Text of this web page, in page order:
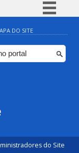
BR
DO SITE
do Site